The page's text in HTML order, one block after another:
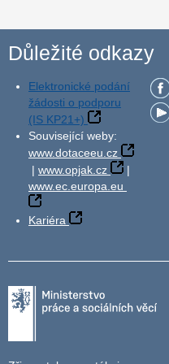
Důležité odkazy
Elektronické podání
žádosti o podporu
(IS KP21+)
Související weby:
www.dotaceeu.cz
| www.opjak.cz
|
www.ec.europa.eu
Kariéra